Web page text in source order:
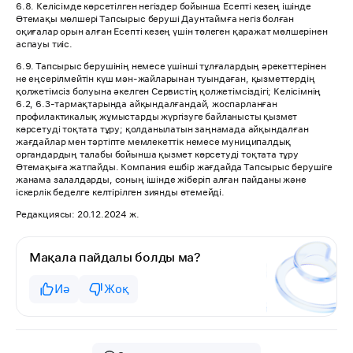
6.8. Келісімде көрсетілген негіздер бойынша Есепті кезең ішінде
Өтемақы мөлшері Тапсырыс беруші Даунтаймға негіз болған
оқиғалар орын алған Есепті кезең үшін төлеген қаражат мөлшерінен
аспауы тиіс.
6.9. Тапсырыс берушінің немесе үшінші тұлғалардың әрекеттерінен
не еңсерілмейтін күш мән-жайларынан туындаған, қызметтердің
қолжетімсіз болуына әкелген Сервистің қолжетімсіздігі; Келісімнің
6.2, 6.3-тармақтарында айқындалғандай, жоспарланған
профилактикалық жұмыстарды жүргізуге байланысты қызмет
көрсетуді тоқтата тұру; қолданылатын заңнамада айқындалған
жағдайлар мен тәртіпте мемлекеттік немесе муниципалдық
органдардың талабы бойынша қызмет көрсетуді тоқтата тұру
Өтемақыға жатпайды. Компания ешбір жағдайда Тапсырыс берушіге
жанама залалдарды, соның ішінде жіберіп алған пайданы және
іскерлік беделге келтірілген зиянды өтемейді.
Редакциясы: 20.12.2024 ж.
Мақала пайдалы болды ма?
Иә Жоқ